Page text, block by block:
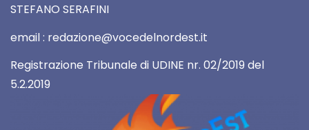
STEFANO SERAFINI
email : redazione@vocedelnordest.it
Registrazione Tribunale di UDINE nr. 02/2019 del
5.2.2019